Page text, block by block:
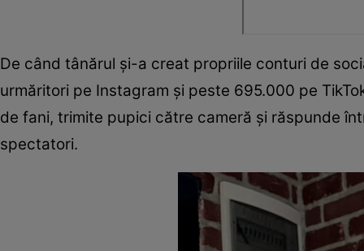
De când tânărul și-a creat propriile conturi de
urmăritori pe Instagram și peste 695.000 pe
de fani, trimite pupici către cameră și răspunde
spectatori.